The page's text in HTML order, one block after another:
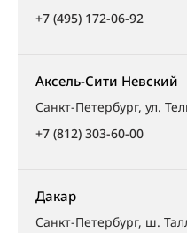
+7 (495) 172-06-92
Аксель-Сити Невский
Санкт-Петербург, ул.
+7 (812) 303-60-00
Дакар
Санкт-Петербург, ш.